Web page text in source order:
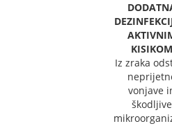
KISIKOM
Iz zraka
vonjave
škodljive